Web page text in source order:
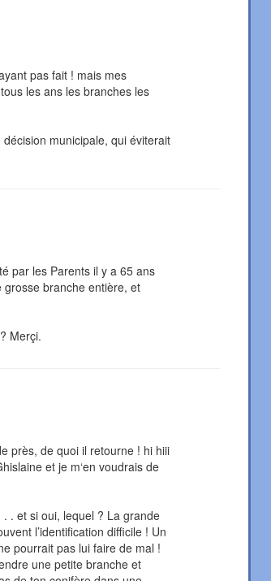
pas fait ! mais mes
les ans les branches les
municipale, qui éviterait
par les Parents il y a 65 ans
branche entière, et
Merçi.
près, de quoi il retourne ! hi hiii
et je m‘en voudrais de
. et si oui, lequel ? La grande
l’identification difficile ! Un
pourrait pas lui faire de mal !
une petite branche et